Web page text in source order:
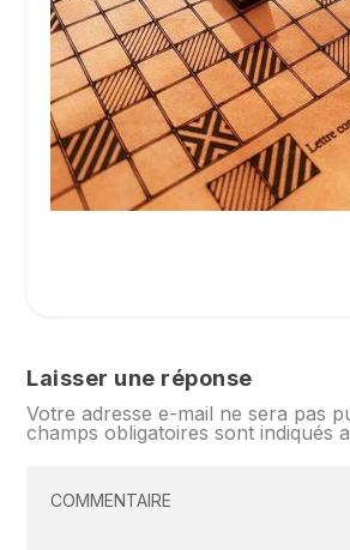
Laisser une réponse
Votre adresse e-mail ne sera pas
champs obligatoires sont indiqués